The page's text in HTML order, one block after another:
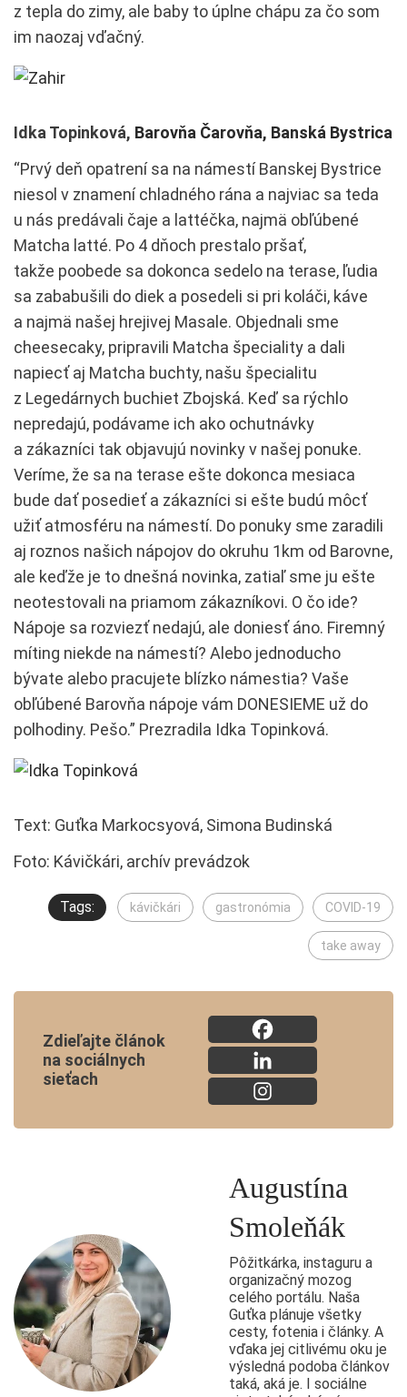
z tepla do zimy, ale baby to úplne chápu za čo som
im naozaj vďačný.
Idka Topinková, Barovňa Čarovňa, Banská Bystrica
“Prvý deň opatrení sa na námestí Banskej Bystrice
niesol v znamení chladného rána a najviac sa teda
u nás predávali čaje a lattéčka, najmä obľúbené
Matcha latté. Po 4 dňoch prestalo pršať,
takže poobede sa dokonca sedelo na terase, ľudia
sa zababušili do diek a posedeli si pri koláči, káve
a najmä našej hrejivej Masale. Objednali sme
cheesecaky, pripravili Matcha špeciality a dali
napiecť aj Matcha buchty, našu špecialitu
z Legedárnych buchiet Zbojská. Keď sa rýchlo
nepredajú, podávame ich ako ochutnávky
a zákazníci tak objavujú novinky v našej ponuke.
Veríme, že sa na terase ešte dokonca mesiaca
bude dať posedieť a zákazníci si ešte budú môcť
užiť atmosféru na námestí. Do ponuky sme zaradili
aj roznos našich nápojov do okruhu 1km od Barovne,
ale keďže je to dnešná novinka, zatiaľ sme ju ešte
neotestovali na priamom zákazníkovi. O čo ide?
Nápoje sa rozviezť nedajú, ale doniesť áno. Firemný
míting niekde na námestí? Alebo jednoducho
bývate alebo pracujete blízko námestia? Vaše
obľúbené Barovňa nápoje vám DONESIEME už do
polhodiny. Pešo.” Prezradila Idka Topinková.
Text: Guťka Markocsyová, Simona Budinská
Foto: Kávičkári, archív prevádzok
Tags: kávičkári gastronómia COVID-19
take away
Zdieľajte článok
na sociálnych
sieťach
Augustína
Smoleňák
Pôžitkárka, instaguru a
organizačný mozog
celého portálu. Naša
Guťka plánuje všetky
cesty, fotenia i články. A
vďaka jej citlivému oku je
výsledná podoba článkov
taká, aká je. I sociálne